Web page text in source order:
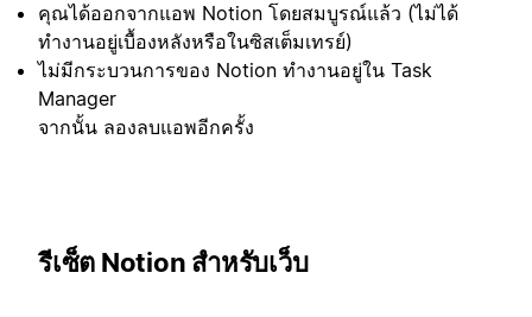
คุณได้ออกจากแอพ Notion โดยสมบูรณ์แล้ว (ไม่ได้
ทำงานอยู่เบื้องหลังหรือในซิสเต็มเทรย์)
ไม่มีกระบวนการของ Notion ทำงานอยู่ใน Task
Manager
จากนั้น ลองลบแอพอีกครั้ง
รีเซ็ต Notion สำหรับเว็บ